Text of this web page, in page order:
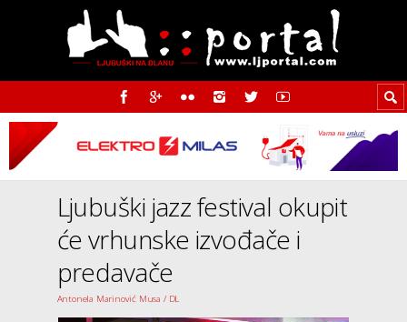
Ljubuški jazz festival okupit
će vrhunske izvođače i
predavače
Antonela Marinović Musa / DL